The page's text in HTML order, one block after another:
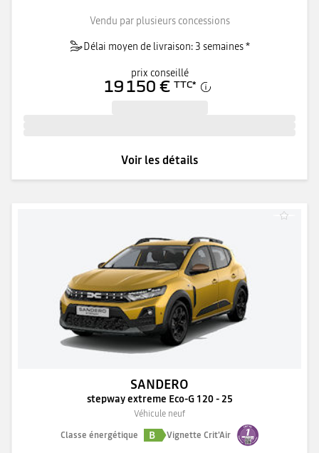
Vendu par plusieurs concessions
Délai moyen de livraison: 3 semaines *
prix conseillé
19 150 € TTC*
Voir les détails
SANDERO
stepway extreme Eco-G 120 - 25
Véhicule neuf
Classe énergétique
B Vignette Crit'Air